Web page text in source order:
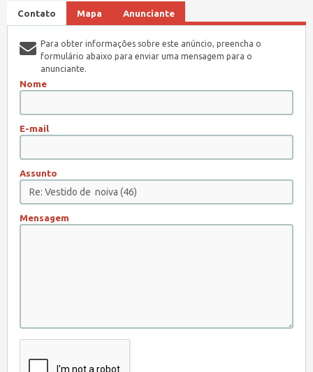
Contato Mapa Anunciante
Para obter informações sobre este anúncio, preencha o
formulário abaixo para enviar uma mensagem para o
anunciante.
Nome
E-mail
Assunto
Mensagem